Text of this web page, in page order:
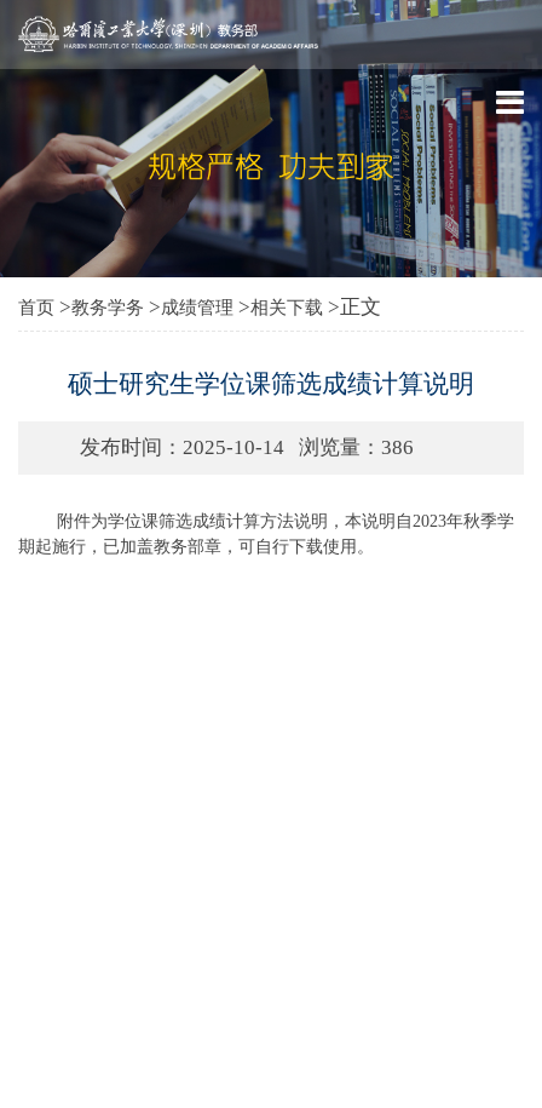
首页 >教务学务 >成绩管理 >相关下载 >正文
硕士研究生学位课筛选成绩计算说明
发布时间：2025-10-14 浏览量： 386
附件为学位课筛选成绩计算方法说明，本说明自2023年秋季学
期起施行，已加盖教务部章，可自行下载使用。